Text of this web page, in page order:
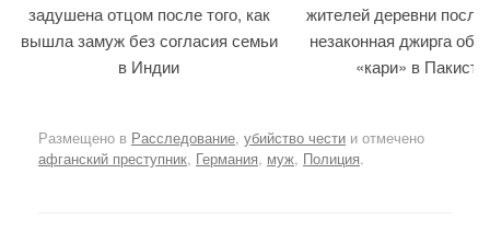
задушена отцом после того, как
вышла замуж без согласия семьи
в Индии
жителей деревни после
незаконная джирга
«кари» в
Размещено в Расследование, убийство чести и отмечено
афганский преступник, Германия, муж, Полиция.